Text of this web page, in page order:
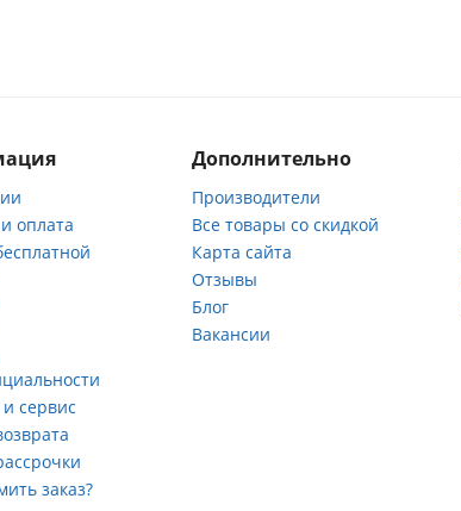
оплата
сервис
заказ?
Дополнительно
Производители
Все товары со скидкой
Карта сайта
Отзывы
Блог
Вакансии